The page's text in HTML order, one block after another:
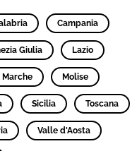
Campania
Giulia Lazio
Marche Molise
Sicilia Toscana
Valle d'Aosta